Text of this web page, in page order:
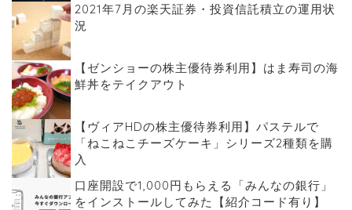
2021年7月の楽天証券・投資信託積立の運用状
況
【ゼンショーの株主優待券利用】はま寿司の海
鮮丼をテイクアウト
【ヴィアHDの株主優待券利用】パステルで
「ねこねこチーズケーキ」シリーズ2種類を購
入
口座開設で1,000円もらえる「みんなの銀行」
をインストールしてみた【紹介コード有り】